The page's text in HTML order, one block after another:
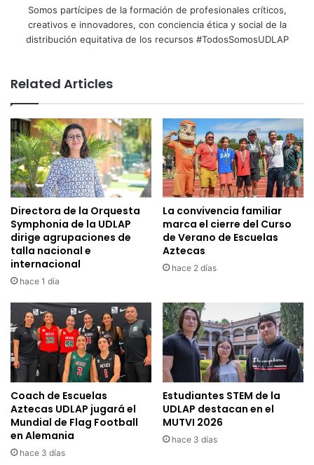
Somos partícipes de la formación de profesionales críticos,
creativos e innovadores, con conciencia ética y social de la
distribución equitativa de los recursos #TodosSomosUDLAP
Related Articles
Directora de la Orquesta
Symphonia de la UDLAP
dirige agrupaciones de
talla nacional e
internacional
hace 1 día
La convivencia familiar
marca el cierre del Curso
de Verano de Escuelas
Aztecas
hace 2 días
Coach de Escuelas
Aztecas UDLAP jugará el
Mundial de Flag Football
en Alemania
hace 3 días
Estudiantes STEM de la
UDLAP destacan en el
MUTVI 2026
hace 3 días